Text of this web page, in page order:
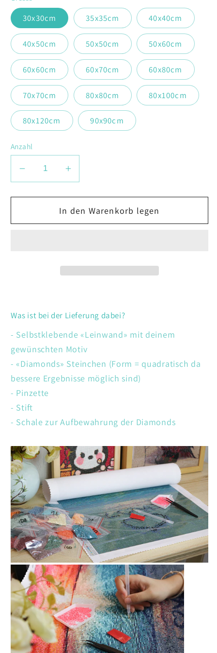
30x30cm 35x35cm 40x40cm
40x50cm 50x50cm 50x60cm
60x60cm 60x70cm 60x80cm
70x70cm 80x80cm 80x100cm
80x120cm 90x90cm
Anzahl
Verringere
Menge
Pandabären
Erhöhe
Menge
für
Pandabären
In den Warenkorb legen
Was ist bei der Lieferung dabei?
- Selbstklebende «Leinwand» mit deinem
gewünschten Motiv
- «Diamonds» Steinchen (Form = quadratisch da
bessere Ergebnisse möglich sind)
- Pinzette
- Stift
- Schale zur Aufbewahrung der Diamonds